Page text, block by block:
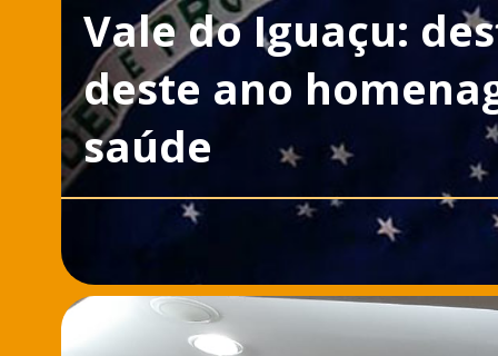
Vale do Iguaçu:
deste ano
saúde